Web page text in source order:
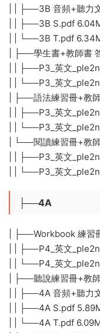
| | ├──3B 音頻+聽力
| | ├──3B S.pdf
| | └──3B T.pdf
| ├──學生書+教師書
| | ├──P3_英文
| | └──P3_英文
| ├──語法練習冊+教
| | ├──P3_英文
| | └──P3_英文
| └──閱讀練習冊+教
| | ├──P3_英文
| | └──P3_英文
├──4A
| ├──Workbook 練習
| | ├──P4_英文
| | └──P4_英文
| ├──聽說練習冊+教
| | ├──4A 音頻+聽力
| | ├──4A S.pdf
| | └──4A T.pdf